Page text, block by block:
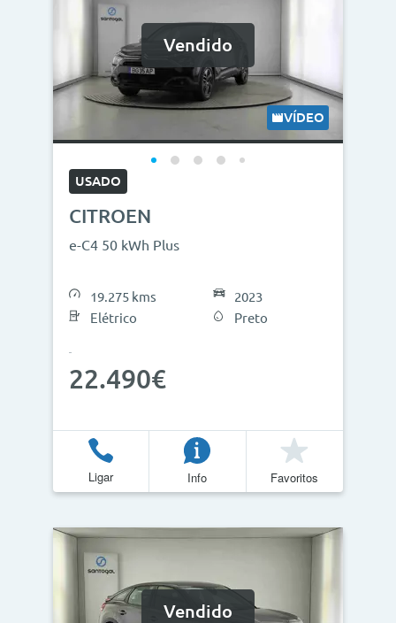
Vendido
VÍDEO
USADO
CITROEN
e-C4 50 kWh Plus
19.275 kms
Elétrico
2023
Preto
22.490€
Ligar Info Favoritos
Vendido